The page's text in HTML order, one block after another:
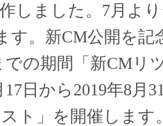
しました。7月よ
す。新CM公開を記
での期間「新CMリ
17日から2019年8月
ト」を開催します